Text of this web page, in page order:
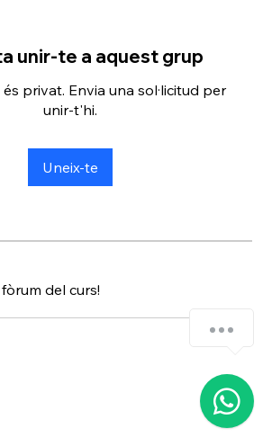
unir-te a aquest grup
privat. Envia una sol·licitud per
unir-t'hi.
Uneix-te
del curs!